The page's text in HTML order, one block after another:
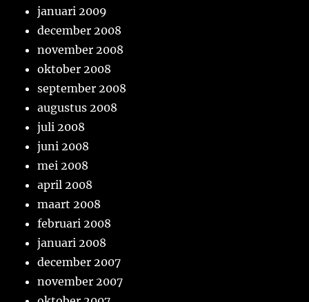
januari 2009
december 2008
november 2008
oktober 2008
september 2008
augustus 2008
juli 2008
juni 2008
mei 2008
april 2008
maart 2008
februari 2008
januari 2008
december 2007
november 2007